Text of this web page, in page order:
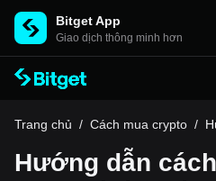
Bitget App
Giao dịch thông minh hơn
Trang chủ / Cách mua crypto /
Hướng dẫn